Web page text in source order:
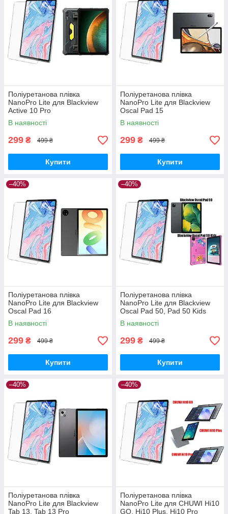
Поліуретанова плівка
NanoPro Lite для Blackview
Active 10 Pro
В наявності
299 ₴ 499 ₴
Купити
Поліуретанова плівка
NanoPro Lite для Blackview
Oscal Pad 15
В наявності
299 ₴ 499 ₴
Купити
–40%
Поліуретанова плівка
NanoPro Lite для Blackview
Oscal Pad 16
В наявності
299 ₴ 499 ₴
Купити
–40%
Поліуретанова плівка
NanoPro Lite для Blackview
Oscal Pad 50, Pad 50 Kids
В наявності
299 ₴ 499 ₴
Купити
–40%
Поліуретанова плівка
NanoPro Lite для Blackview
Tab 13, Tab 13 Pro
–40%
Поліуретанова плівка
NanoPro Lite для CHUWI Hi10
GO, Hi10 Plus, Hi10 Pro